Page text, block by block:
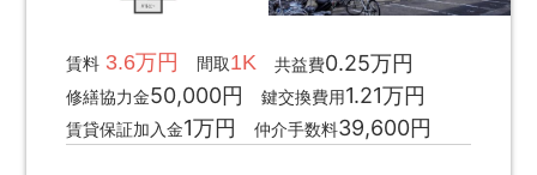
賃料3.6万円 間取1K 共益費0.25万円
修繕協力金50,000円 鍵交換費用1.21万円
賃貸保証加入金1万円 仲介手数料39,600円